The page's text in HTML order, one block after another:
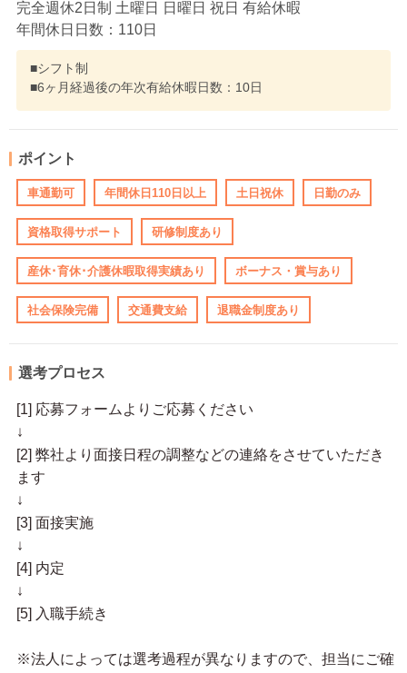
完全週休2日制 土曜日 日曜日 祝日 有給休暇
年間休日日数：110日
■シフト制
■6ヶ月経過後の年次有給休暇日数：10日
ポイント
車通勤可 年間休日110日以上 土日祝休 日勤のみ
資格取得サポート 研修制度あり
産休･育休･介護休暇取得実績あり ボーナス・賞与あり
社会保険完備 交通費支給 退職金制度あり
選考プロセス
[1] 応募フォームよりご応募ください
↓
[2] 弊社より面接日程の調整などの連絡をさせていただき
ます
↓
[3] 面接実施
↓
[4] 内定
↓
[5] 入職手続き
※法人によっては選考過程が異なりますので、担当にご確